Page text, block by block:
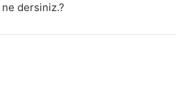
dersiniz.?